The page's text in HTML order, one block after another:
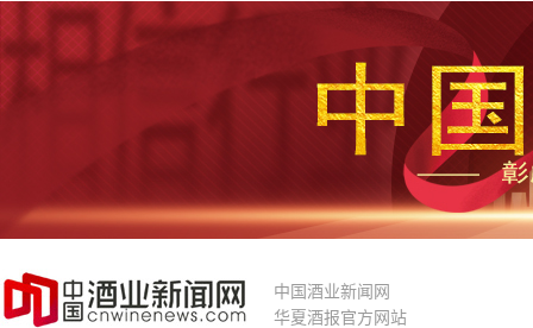
中国酒业新闻网
华夏酒报官方网站